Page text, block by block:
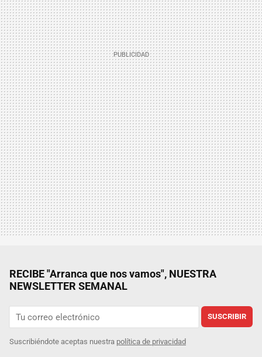
RECIBE "Arranca que nos vamos", NUESTRA
NEWSLETTER SEMANAL
SUSCRIBIR
Suscribiéndote aceptas nuestra política de privacidad